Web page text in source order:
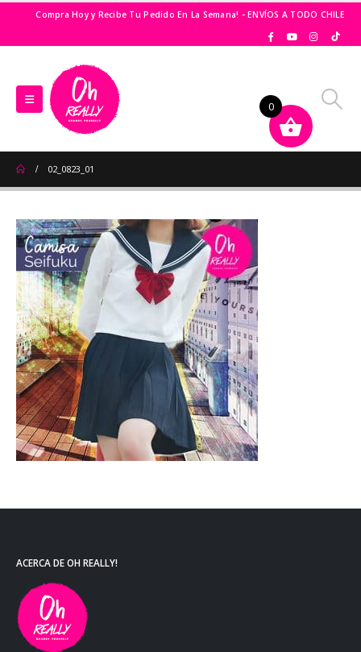
Compra Hoy y Recibe Tu Pedido En La Semana! - ENVÍOS A TODO CHILE
02_0823_01
ACERCA DE OH REALLY!
0